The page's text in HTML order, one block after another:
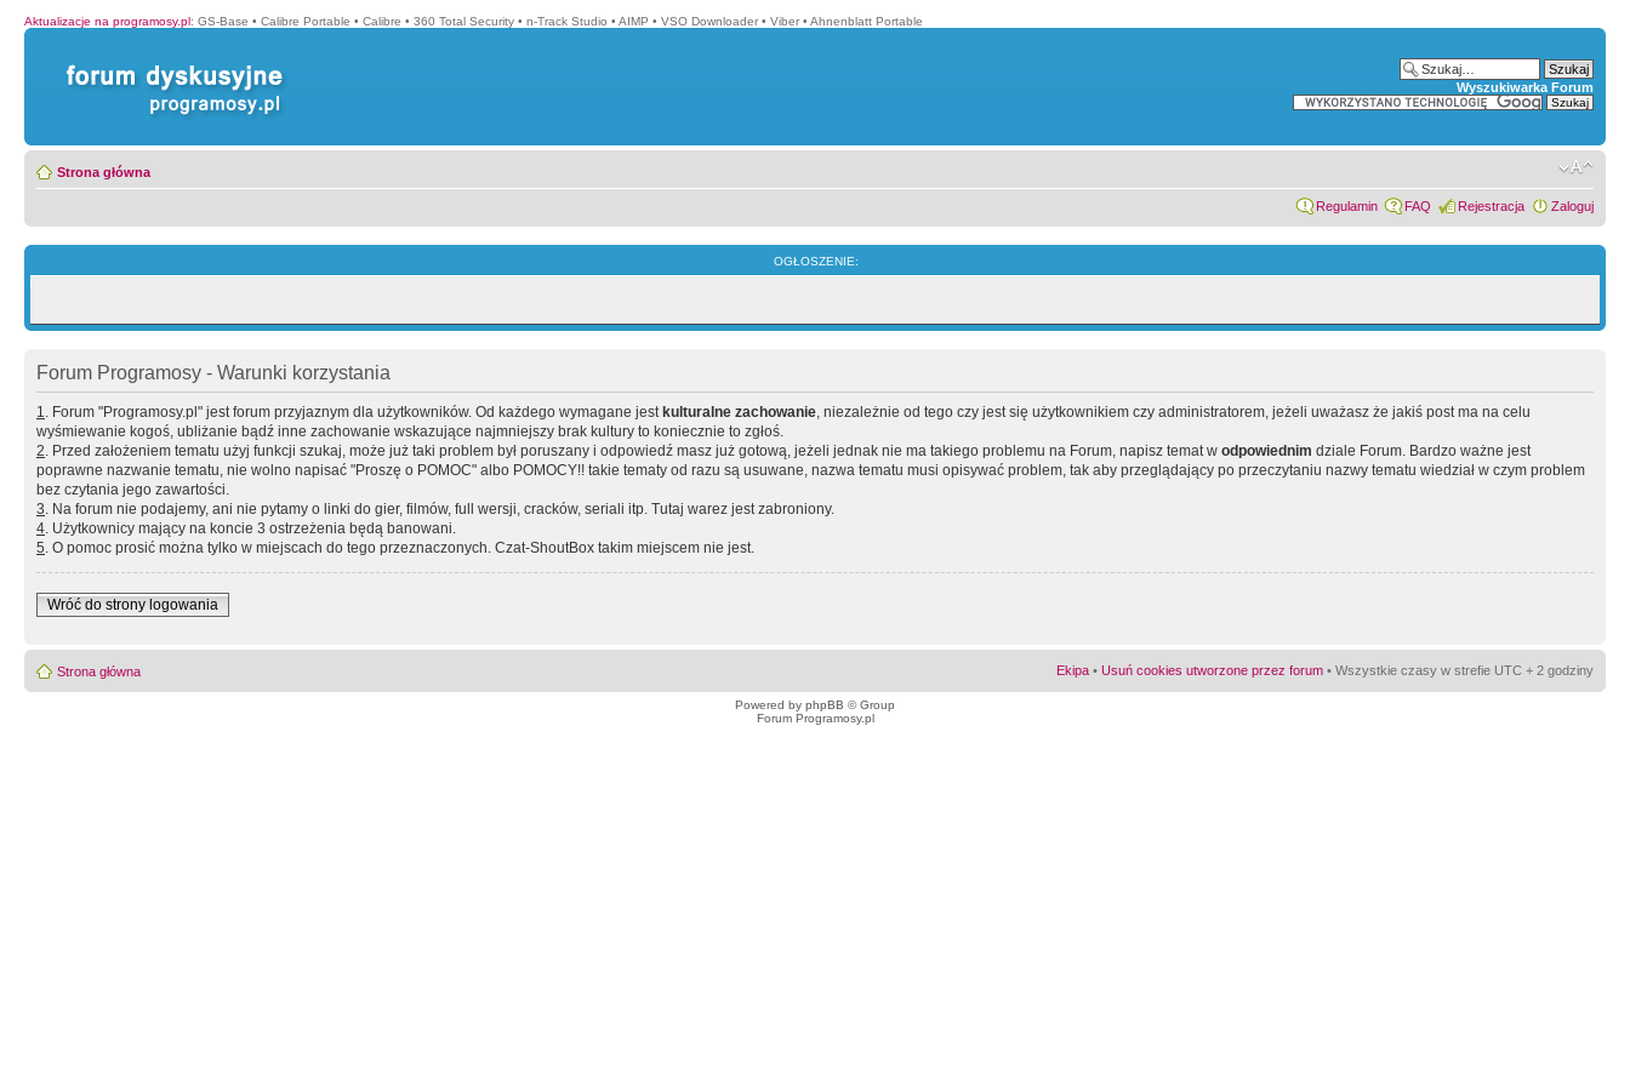
Aktualizacje na programosy.pl: GS-Base • Calibre Portable • Calibre • 360 Total Security • n-Track Studio • AIMP • VSO Downloader • Viber • Ahnenblatt Portable
Wyszukiwarka Forum
Strona główna
Regulamin FAQ Rejestracja Zaloguj
OGŁOSZENIE:
Forum Programosy - Warunki korzystania
1. Forum "Programosy.pl" jest forum przyjaznym dla użytkowników. Od każdego wymagane jest kulturalne zachowanie, niezależnie od tego czy jest się użytkownikiem czy administratorem, jeżeli uważasz że jakiś post ma na celu
wyśmiewanie kogoś, ubliżanie bądź inne zachowanie wskazujące najmniejszy brak kultury to koniecznie to zgłoś.
2. Przed założeniem tematu użyj funkcji szukaj, może już taki problem był poruszany i odpowiedź masz już gotową, jeżeli jednak nie ma takiego problemu na Forum, napisz temat w odpowiednim dziale Forum. Bardzo ważne jest
poprawne nazwanie tematu, nie wolno napisać "Proszę o POMOC" albo POMOCY!! takie tematy od razu są usuwane, nazwa tematu musi opisywać problem, tak aby przeglądający po przeczytaniu nazwy tematu wiedział w czym problem
bez czytania jego zawartości.
3. Na forum nie podajemy, ani nie pytamy o linki do gier, filmów, full wersji, cracków, seriali itp. Tutaj warez jest zabroniony.
4. Użytkownicy mający na koncie 3 ostrzeżenia będą banowani.
5. O pomoc prosić można tylko w miejscach do tego przeznaczonych. Czat-ShoutBox takim miejscem nie jest.
Wróć do strony logowania
Strona główna Ekipa • Usuń cookies utworzone przez forum • Wszystkie czasy w strefie UTC + 2 godziny
Powered by phpBB © Group
Forum Programosy.pl